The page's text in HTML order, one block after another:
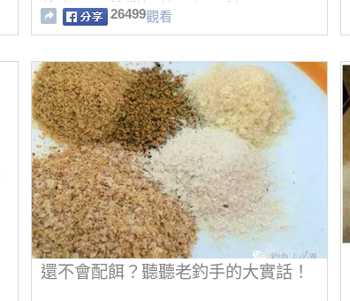
待在公園草叢裡整天都不怕了！
26499觀看
還不會配餌？聽聽老釣手的大實話！